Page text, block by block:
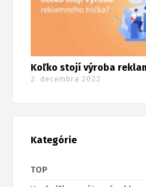
Koľko stojí výroba
2. decembra 2022
Kategórie
TOP